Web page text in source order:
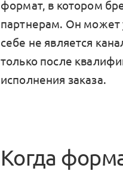
формат, в котором
партнерам. Он может
себе не является
только после
исполнения заказа.
Когда